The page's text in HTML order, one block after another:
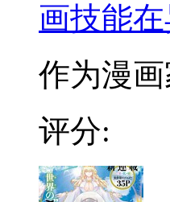
画技能
作为漫
评分: